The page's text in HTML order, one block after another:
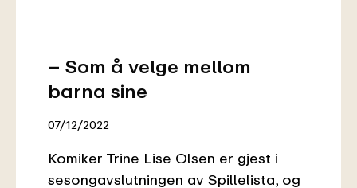
– Som å velge mellom
barna sine
07/12/2022
Komiker Trine Lise Olsen er gjest i
sesongavslutningen av Spillelista, og